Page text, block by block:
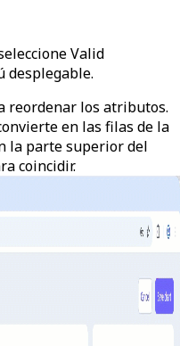
Valid
desplegable.
reordenar los atributos.
en las filas de la
la parte superior del
coincidir.